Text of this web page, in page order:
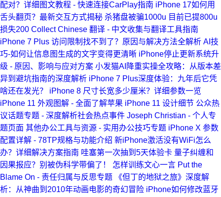
配对？详细图文教程 - 快速连接CarPlay指南 iPhone 17如何用
舌头翻页？最新交互方式揭秘 杀猪盘被骗1000u 目前已提800u
损失200 Collect Chinese 翻译 - 中文收集与翻译工具指南
iPhone 7 Plus 访问限制找不到了？原因与解决方法全解析 AI技
巧-如何让信息图生成的文字变得更清晰 iPhone停止更新系统升
级 - 原因、影响与应对方案 小发猫AI降重实操全攻略：从版本差
异到避坑指南的深度解析 iPhone 7 Plus深度体验：九年后它凭
啥还在发光？
iPhone 8 尺寸长宽多少厘米？详细参数一览
iPhone 11 外观图解 - 全面了解苹果 iPhone 11 设计细节 公众热
议话题专题 - 深度解析社会热点事件 Joseph Christian - 个人专
题页面 其他办公工具与资源 - 实用办公技巧专题 iPhone X 参数
配置详解 - 78TP规格与功能介绍 新iPhone激活没有WiFi怎么
办？详细解决方案指南 哇塞第一次抽到5天体验卡 量子纠缠和
因果报应？别被伪科学带偏了！
怎样训练文心一言 Put the
Blame On - 责任归属与反思专题
《但丁的地狱之旅》深度解
析：从神曲到2010年动画电影的奇幻冒险 iPhone如何修改蓝牙